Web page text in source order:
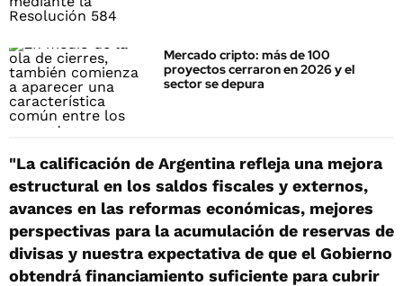
Mercado cripto: más de 100
proyectos cerraron en 2026 y el
sector se depura
"La calificación de Argentina refleja una mejora
estructural en los saldos fiscales y externos,
avances en las reformas económicas, mejores
perspectivas para la acumulación de reservas de
divisas y nuestra expectativa de que el Gobierno
obtendrá financiamiento suficiente para cubrir